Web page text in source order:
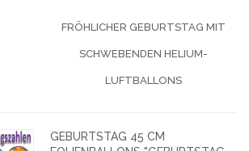
FRÖHLICHER GEBURTSTAG MIT
SCHWEBENDEN HELIUM-
LUFTBALLONS
GEBURTSTAG 45 CM